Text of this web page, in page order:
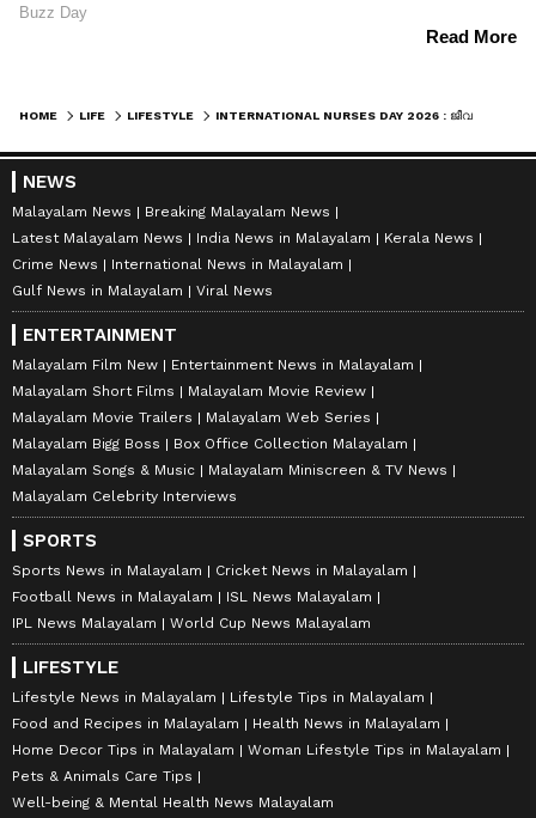
LATEST VIDEOS
ജലനിരപ്പ് കുറഞ്ഞെങ്കിലും ദുരിതം
ഇറങ്ങാൻ ഇനിയും സമയമെടുക്കും
News@1PM | ഒരുമണി വാർത്ത
വിശദമായി | 08 August 2026
HOME LIFE LIFESTYLE
NEWS
Malayalam News
Breaking Malayalam News
Latest Malayalam News
India News in Malayalam
Kerala News
Crime News
International News in Malayalam
Gulf News in Malayalam
Viral News
ENTERTAINMENT
Malayalam Film New
Entertainment News in Malayalam
Malayalam Short Films
Malayalam Movie Review
Malayalam Movie Trailers
Malayalam Web Series
Malayalam Bigg Boss
Box Office Collection Malayalam
Malayalam Songs & Music
Malayalam Miniscreen & TV News
Malayalam Celebrity Interviews
SPORTS
Sports News in Malayalam
Cricket News in Malayalam
Football News in Malayalam
ISL News Malayalam
IPL News Malayalam
World Cup News Malayalam
LIFESTYLE
Lifestyle News in Malayalam
Lifestyle Tips in Malayalam
Food and Recipes in Malayalam
Health News in Malayalam
Home Decor Tips in Malayalam
Woman Lifestyle Tips in Malayalam
Pets & Animals Care Tips
Well-being & Mental Health News Malayalam